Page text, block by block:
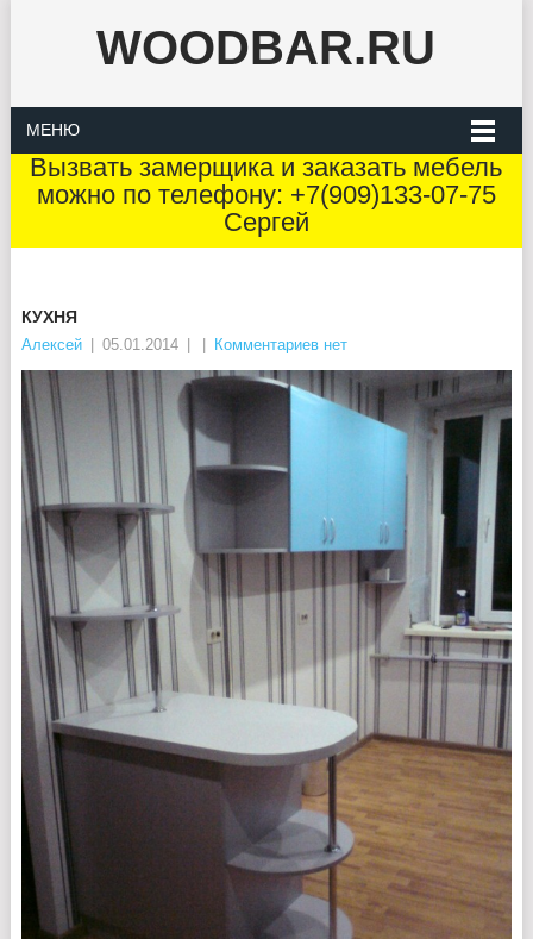
WOODBAR.RU
МЕНЮ
Вызвать замерщика и заказать мебель
можно по телефону: +7(909)133-07-75
Сергей
КУХНЯ
Алексей 05.01.2014 Комментариев нет